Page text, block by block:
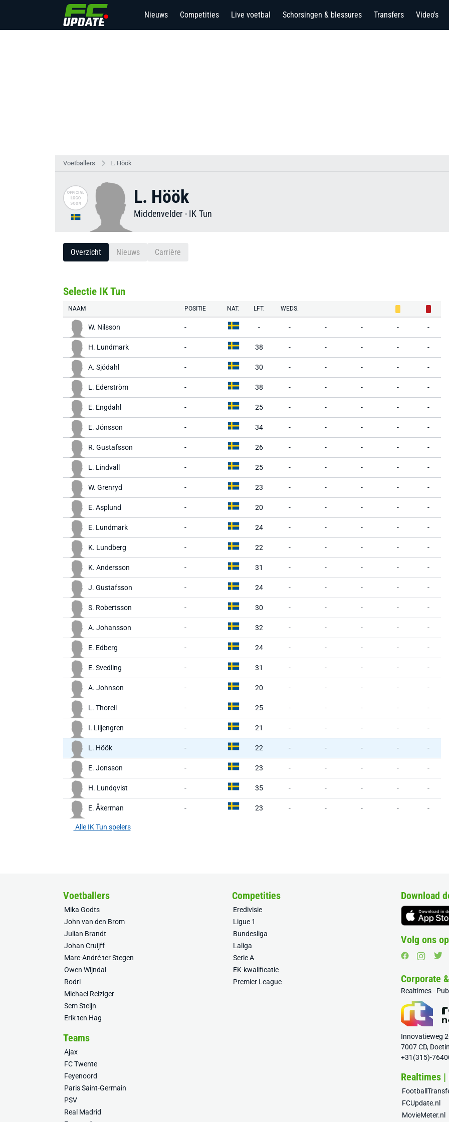
Nieuws Competities Live voetbal Schorsingen & blessures Transfers Video's
Voetballers L. Höök
L. Höök
Middenvelder - IK Tun
Overzicht Nieuws Carrière
Selectie IK Tun
NAAM POSITIE NAT. LFT. WEDS.
W. Nilsson - - - - - - -
H. Lundmark - 38 - - - - -
A. Sjödahl - 30 - - - - -
L. Ederström - 38 - - - - -
E. Engdahl - 25 - - - - -
E. Jönsson - 34 - - - - -
R. Gustafsson - 26 - - - - -
L. Lindvall - 25 - - - - -
W. Grenryd - 23 - - - - -
E. Asplund - 20 - - - - -
E. Lundmark - 24 - - - - -
K. Lundberg - 22 - - - - -
K. Andersson - 31 - - - - -
J. Gustafsson - 24 - - - - -
S. Robertsson - 30 - - - - -
A. Johansson - 32 - - - - -
E. Edberg - 24 - - - - -
E. Svedling - 31 - - - - -
A. Johnson - 20 - - - - -
L. Thorell - 25 - - - - -
I. Liljengren - 21 - - - - -
L. Höök - 22 - - - - -
E. Jonsson - 23 - - - - -
H. Lundqvist - 35 - - - - -
E. Åkerman - 23 - - - - -
Alle IK Tun spelers
Voetballers
Mika Godts
John van den Brom
Julian Brandt
Johan Cruijff
Marc-André ter Stegen
Owen Wijndal
Rodri
Michael Reiziger
Sem Steijn
Erik ten Hag
Competities
Eredivisie
Ligue 1
Bundesliga
Laliga
Serie A
EK-kwalificatie
Premier League
Teams
Ajax
FC Twente
Feyenoord
Paris Saint-Germain
PSV
Real Madrid
Download
Volg ons
Corporate
Realtimes -
Innovatieweg
7007 CD,
+31(315)-
Realtimes
FCUpdate.nl
MovieMeter.nl